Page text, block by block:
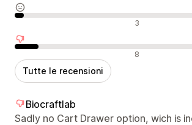
Recensioni neutrali 3
Recensioni negative 8
Tutte le recensioni
Biocraftlab
Sadly no Cart Drawer option, wich is